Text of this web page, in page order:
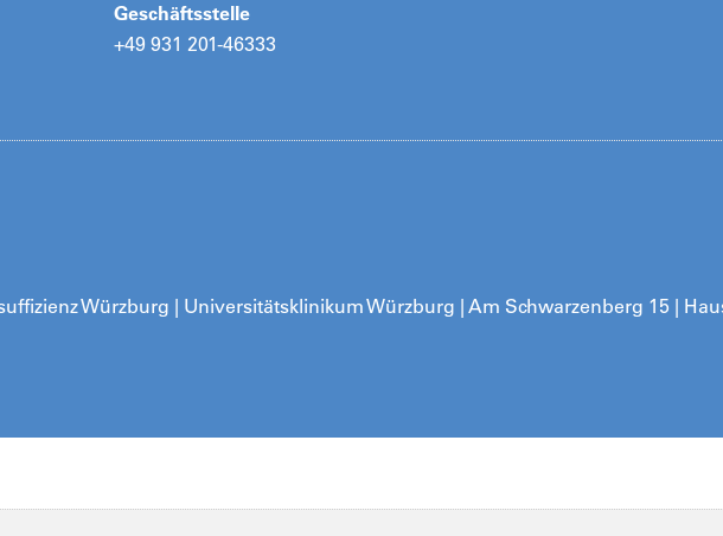
Geschäftsstelle
+49 931 201-46333
Würzburg | Universitätsklinikum Würzburg | Am Schwarzenberg 15 |